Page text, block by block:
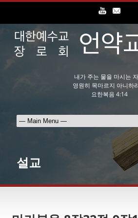
내가 주는 물을 마시는
영원히 목마르지 아니하
요한복음 4:14
설교